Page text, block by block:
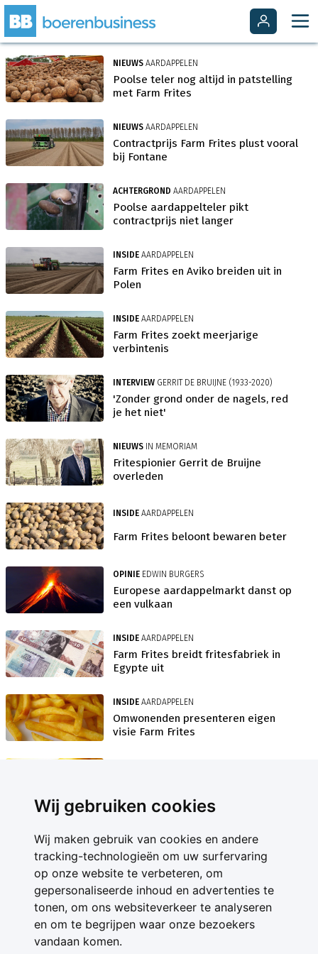
Wij gebruiken cookies
Wij maken gebruik van cookies en andere
tracking-technologieën om uw surfervaring
op onze website te verbeteren, om
gepersonaliseerde inhoud en advertenties te
tonen, om ons websiteverkeer te analyseren
en om te begrijpen waar onze bezoekers
vandaan komen.
NIEUWS AARDAPPELEN
Poolse teler nog altijd in patstelling
met Farm Frites
NIEUWS AARDAPPELEN
Contractprijs Farm Frites plust vooral
bij Fontane
ACHTERGROND AARDAPPELEN
Poolse aardappelteler pikt
contractprijs niet langer
INSIDE AARDAPPELEN
Farm Frites en Aviko breiden uit in
Polen
INSIDE AARDAPPELEN
Farm Frites zoekt meerjarige
verbintenis
INTERVIEW GERRIT DE BRUIJNE (1933-2020)
'Zonder grond onder de nagels, red
je het niet'
NIEUWS IN MEMORIAM
Fritespionier Gerrit de Bruijne
overleden
INSIDE AARDAPPELEN
Farm Frites beloont bewaren beter
OPINIE EDWIN BURGERS
Europese aardappelmarkt danst op
een vulkaan
INSIDE AARDAPPELEN
Farm Frites breidt fritesfabriek in
Egypte uit
INSIDE AARDAPPELEN
Omwonenden presenteren eigen
visie Farm Frites
Farm Frites streeft naar
klimaatneutrale frites
INSIDEAARDAPPELEN
Farm Frites verhoogt contractprijs
2019